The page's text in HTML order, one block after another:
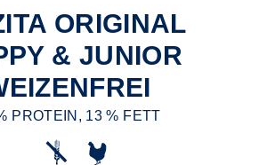
ORIGINAL
& JUNIOR
PROTEIN, 13 % FETT